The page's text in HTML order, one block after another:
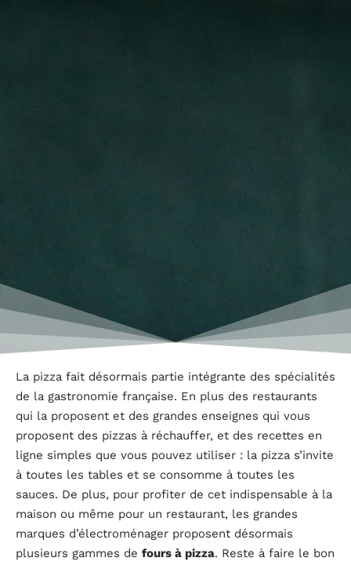
La pizza fait désormais partie intégrante des spécialités
de la gastronomie française. En plus des restaurants
qui la proposent et des grandes enseignes qui vous
proposent des pizzas à réchauffer, et des recettes en
ligne simples que vous pouvez utiliser : la pizza s’invite
à toutes les tables et se consomme à toutes les
sauces. De plus, pour profiter de cet indispensable à la
maison ou même pour un restaurant, les grandes
marques d’électroménager proposent désormais
plusieurs gammes de fours à pizza. Reste à faire le bon